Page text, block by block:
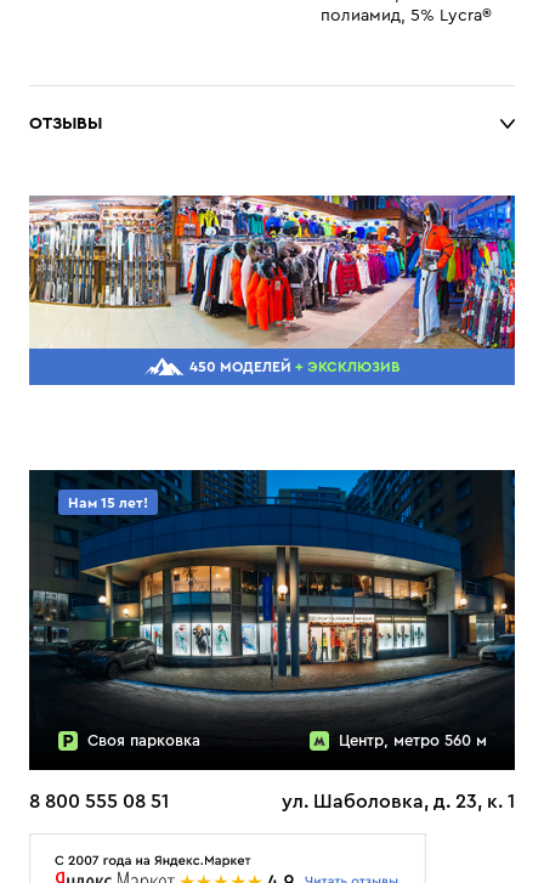
полиамид, 5% Lycra®
ОТЗЫВЫ
450 МОДЕЛЕЙ + ЭКСКЛЮЗИВ
Нам 15 лет!
Своя парковка Центр, метро 560 м
8 800 555 08 51 ул. Шаболовка, д. 23, к. 1